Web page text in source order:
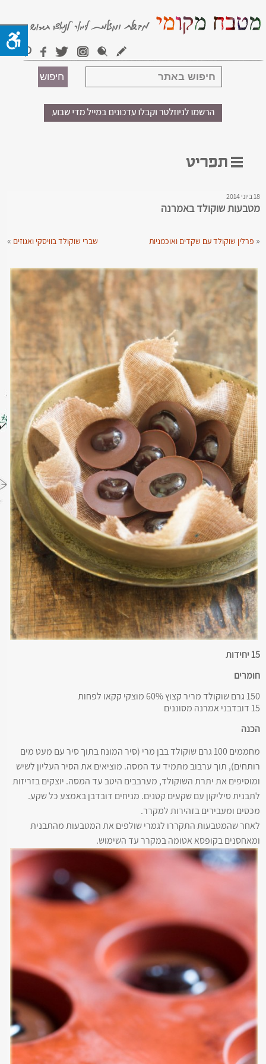
18 ביוני 2014
מטבעות שוקולד באמרנה
« פרלין שוקולד עם שקדים ואוכמניות שברי שוקולד בוויסקי ואגוזים»
15 יחידות
חומרים
150 גרם שוקולד מריר קצוץ 60% מוצקי קקאו לפחות
15 דובדבני אמרנה מסוננים
הכנה
מחממים 100 גרם שוקולד בבן מרי (סיר המונח בתוך סיר עם מעט מים
רותחים), תוך ערבוב מתמיד עד המסה. מוציאים את הסיר העליון לשיש
ומוסיפים את יתרת השוקולד, מערבבים היטב עד המסה. יוצקים בזריזות
לתבנית סיליקון עם שקעים קטנים. מניחים דובדבן באמצע כל שקע.
מכסים ומעבירים בזהירות למקרר.
לאחר שהמטבעות התקררו לגמרי שולפים את המטבעות מהתבנית
ומאחסנים בקופסא אטומה במקרר עד השימוש.